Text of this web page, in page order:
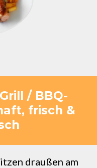
/ BBQ-
frisch &
draußen am